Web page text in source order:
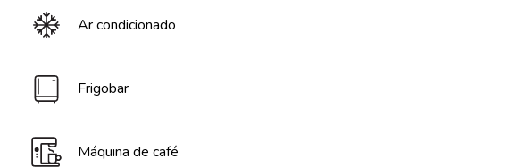
Ar condicionado
Frigobar
Máquina de café